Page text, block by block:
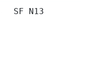
SF N13